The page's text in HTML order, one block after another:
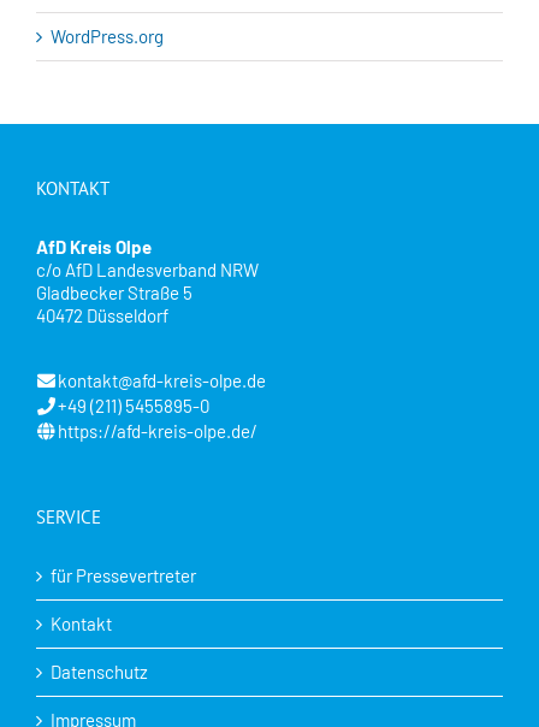
WordPress.org
KONTAKT
AfD Kreis Olpe
c/o AfD Landesverband NRW
Gladbecker Straße 5
40472 Düsseldorf
kontakt@afd-kreis-olpe.de
+49 (211) 5455895-0
https://afd-kreis-olpe.de/
SERVICE
für Pressevertreter
Kontakt
Datenschutz
Impressum